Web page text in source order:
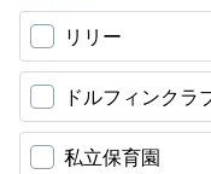
リリー
ドルフィンクラ
私立保育園